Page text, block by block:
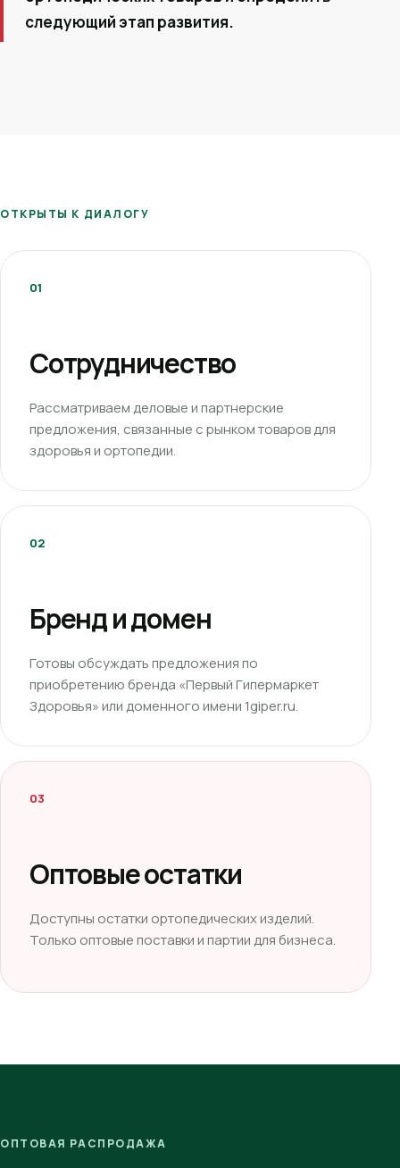
следующий этап развития.
ОТКРЫТЫ К ДИАЛОГУ
01
Сотрудничество
Рассматриваем деловые и партнерские
предложения, связанные с рынком товаров для
здоровья и ортопедии.
02
Бренд и домен
Готовы обсуждать предложения по
приобретению бренда «Первый Гипермаркет
Здоровья» или доменного имени 1giper.ru.
03
Оптовые остатки
Доступны остатки ортопедических изделий.
Только оптовые поставки и партии для бизнеса.
ОПТОВАЯ РАСПРОДАЖА